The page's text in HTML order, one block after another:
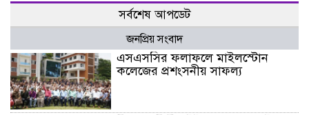
সর্বশেষ আপডেট
জনপ্রিয় সংবাদ
এসএসসির ফলাফলে মাইলস্টোন
কলেজের প্রশংসনীয় সাফল্য